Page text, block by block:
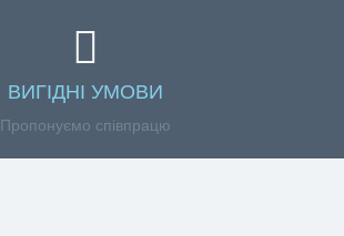
ВИГІДНІ УМОВИ
Пропонуємо співпрацю